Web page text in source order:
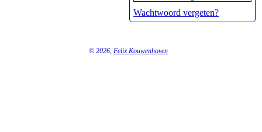
Wachtwoord vergeten?
© 2026, Felix Kouwenhoven